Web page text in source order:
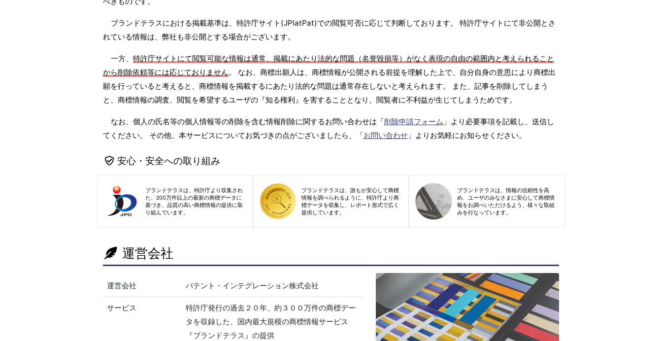
ブランドテラスにおける掲載基準は、特許庁サイト(JPlatPat)での閲覧可否に応じて判断しております。 特許庁サイトにて非公開とさ
れている情報は、弊社も非公開とする場合がございます。
一方、 特許庁サイトにて閲覧可能な情報は通常、掲載にあたり法的な問題（名誉毀損等）がなく表現の自由の範囲内と考えられること
から削除依頼等には応じておりません。 なお、商標出願人は、商標情報が公開される前提を理解した上で、自分自身の意思により商標出
願を行っていると考えると、商標情報を掲載するにあたり法的な問題は通常存在しないと考えられます。 また、記事を削除してしまう
と、商標情報の調査、閲覧を希望するユーザの『知る権利』を害することとなり、閲覧者に不利益が生じてしまうためです。
なお、個人の氏名等の個人情報等の削除を含む情報削除に関するお問い合わせは「削除申請フォーム 」より必要事項を記載し、送信し
てください。 その他、本サービスについてお気づきの点がございましたら、「お問い合わせ 」よりお気軽にお知らせください。
安心・安全への取り組み
ブランドテラスは、特許庁より収集され
た、200万件以上の最新の商標データに
基づき、品質の高い商標情報の提供に取
り組んでいます。
ブランドテラスは、誰もが安心して商標
情報を調べられるように、特許庁より商
標データを収集し、レポート形式で広く
提供しています。
ブランドテラスは、情報の信頼性を高
め、ユーザのみなさまに安心して商標情
報をお調べいただけるよう、様々な取組
みを行なっています。
運営会社
運営会社 パテント・インテグレーション株式会社
サービス
特許庁発行の過去２０年、約３００万件の商標デー
タを収録した、国内最大規模の商標情報サービス
『ブランドテラス』の提供